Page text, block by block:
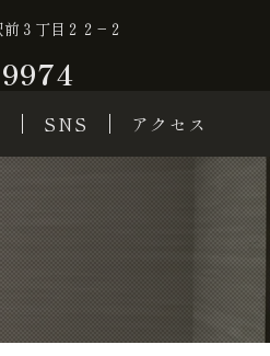
３丁目２２−２
SNS アクセス